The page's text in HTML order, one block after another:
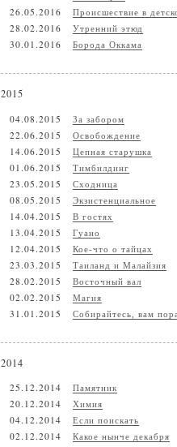
26.05.2016 Происшествие в
28.02.2016 Утренний этюд
30.01.2016 Борода Оккама
2015
04.08.2015 За забором
22.06.2015 Освобождение
14.06.2015 Цепная старушка
01.06.2015 Тимбилдинг
23.05.2015 Сходница
08.05.2015 Экзистенциальное
14.04.2015 В гостях
13.04.2015 Гуано
12.04.2015 Кое-что о тайцах
23.03.2015 Таиланд и Малайзия
28.02.2015 Восточный вал
02.02.2015 Магия
31.01.2015 Собирайтесь, вам
2014
25.12.2014 Памятник
20.12.2014 Химия
04.12.2014 Если поискать
02.12.2014 Какое нынче декабря